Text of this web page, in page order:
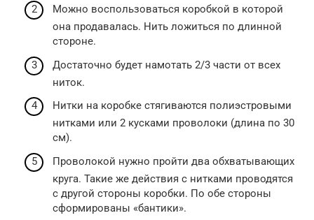
Можно воспользоваться коробкой в которой
она продавалась. Нить ложиться по длинной
стороне.
Достаточно будет намотать 2/3 части от всех
ниток.
Нитки на коробке стягиваются полиэстровыми
нитками или 2 кусками проволоки (длина по 30
см).
Проволокой нужно пройти два обхватывающих
круга. Такие же действия с нитками проводятся
с другой стороны коробки. По обе стороны
сформированы «бантики».